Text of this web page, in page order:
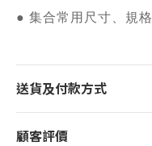
● 集合常用尺寸、規格
送貨及付款方式
顧客評價